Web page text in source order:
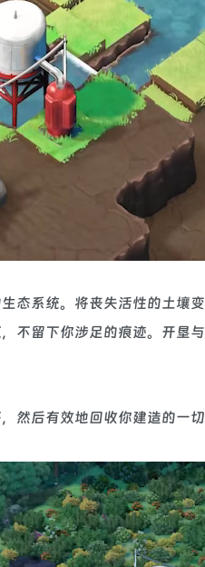
态系统。将丧失活性的土壤
不留下你涉足的痕迹。开垦与
然后有效地回收你建造的一